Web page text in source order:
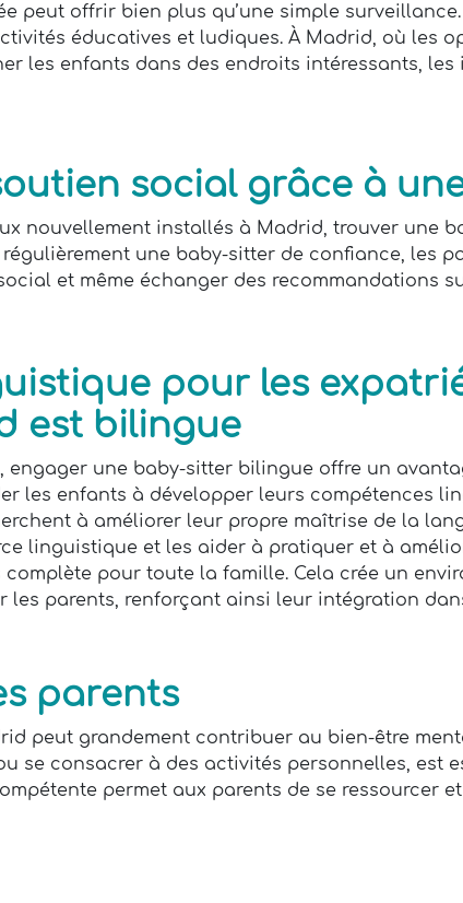
peut offrir bien plus qu’une simple
éducatives et ludiques. À Madrid, où les
les enfants dans des endroits intéressants,
social grâce à
nouvellement installés à Madrid, trouver une
une baby-sitter de confiance, les
et même échanger des recommandations
pour les
est bilingue
engager une baby-sitter bilingue offre un
les enfants à développer leurs compétences
à améliorer leur propre maîtrise de la
linguistique et les aider à pratiquer et à
pour toute la famille. Cela crée un
les parents, renforçant ainsi leur intégration
parents
peut grandement contribuer au bien-être
se consacrer à des activités personnelles, est
permet aux parents de se ressourcer